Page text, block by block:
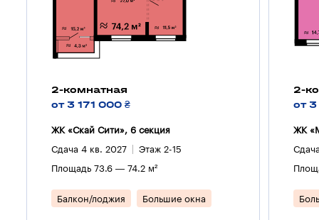
2-комнатная
от 3 171 000 ₴
ЖК «Скай Сити», 6 секция
Сдача 4 кв. 2027 Этаж 2-15
Площадь 73.6 — 74.2 м²
Балкон/лоджия Большие окна
2-
от 3
ЖК